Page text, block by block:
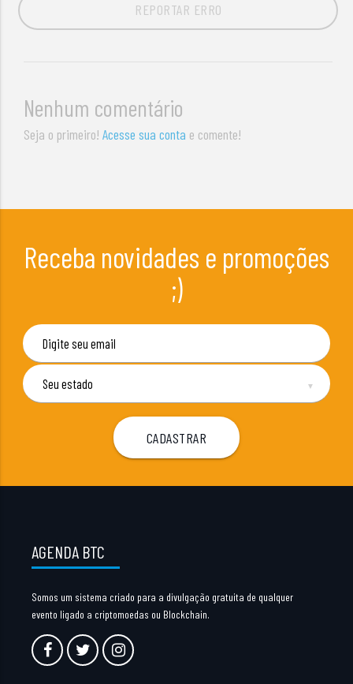
REPORTAR ERRO
Nenhum comentário
Seja o primeiro!Acesse sua conta e comente!
Receba novidades e promoções
;)
▼
AGENDA BTC
Somos um sistema criado para a divulgação gratuita de qualquer
evento ligado a criptomoedas ou Blockchain.